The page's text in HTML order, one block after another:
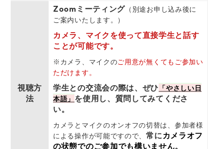
視聴方
法
Zoomミーティング （別途お申し込み後に
ご案内いたします。）
カメラ、マイクを使って直接学生と話す
ことが可能です。
※カメラ、マイクのご用意が無くてもご参加い
ただけます。
学生との交流会の際は、ぜひ 「やさしい日
本語」 を使用し、質問してみてくださ
い。
カメラとマイクのオンオフの切替は、 参加者様
による操作が可能ですので、常に カメラオフ
の状態でのご参加でも構いません。